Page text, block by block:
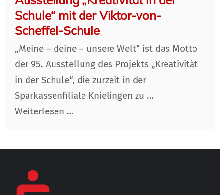
Schule“ mit der Viktor-von-
Scheffel-Schule
„Meine – deine – unsere Welt“ ist das Motto
der 95. Ausstellung des Projekts „Kreativität
in der Schule“, die zurzeit in der
Sparkassenfiliale Knielingen zu …
Weiterlesen …